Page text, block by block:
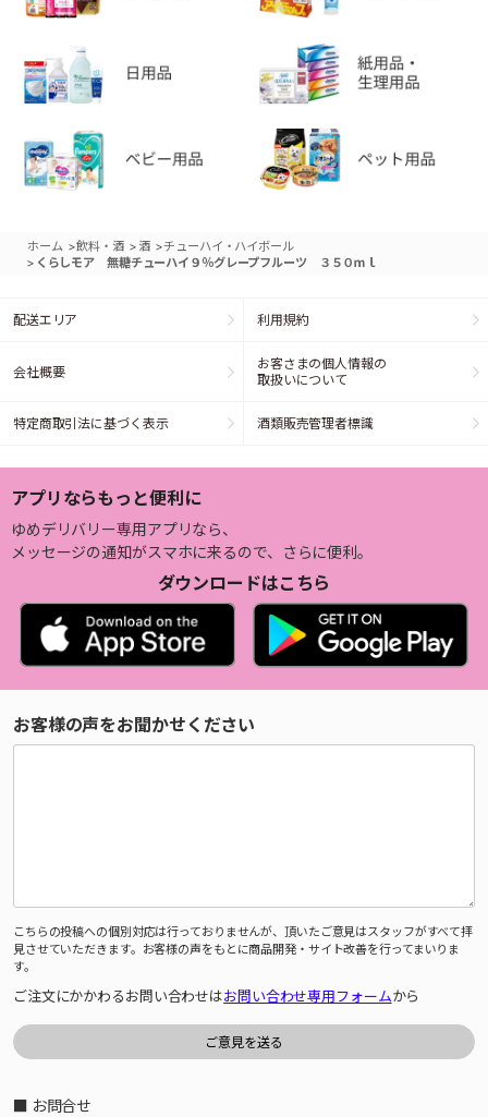
ホーム >飲料・酒 > 酒 >チューハイ・ハイボール
> くらしモア 無糖チューハイ９％グレープフルーツ ３５０ｍｌ
配送エリア 利用規約
会社概要
お客さまの個人情報の
取扱いについて
特定商取引法に基づく表示 酒類販売管理者標識
アプリならもっと便利に
ゆめデリバリー専用アプリなら、
メッセージの通知がスマホに来るので、さらに便利。
ダウンロードはこちら
お客様の声をお聞かせください
こちらの投稿への個別対応は行っておりませんが、頂いたご意見はスタッフがすべて拝
見させていただきます。お客様の声をもとに商品開発・サイト改善を行ってまいりま
す。
ご注文にかかわるお問い合わせはお問い合わせ専用フォームから
■ お問合せ